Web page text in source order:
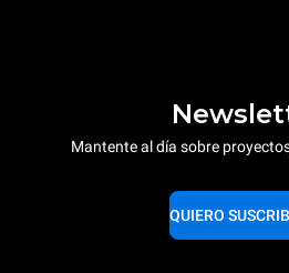
Mantente al día sobre
QUIERO